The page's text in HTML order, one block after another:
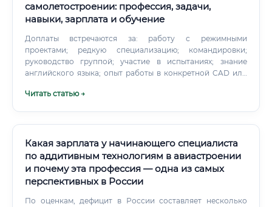
самолетостроении: профессия, задачи,
навыки, зарплата и обучение
Доплаты встречаются за: работу с режимными
проектами; редкую специализацию; командировки;
руководство группой; участие в испытаниях; знание
английского языка; опыт работы в конкретной CAD или
условиях повышенной ответственности. Первые годы
самолетостроении Самый прямой путь — поступить в вуз
на направление, связанное с авиационной и ракетно-
космической техникой, самолётостроением,
проектированием летательных аппаратов или
производством авиационных конструкций.
Читать статью →
Какая зарплата у начинающего специалиста
по аддитивным технологиям в авиастроении
и почему эта профессия — одна из самых
перспективных в России
По оценкам, дефицит в России составляет несколько